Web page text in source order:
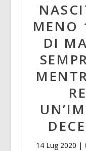
MENO
DI
14 Lug 2020 |